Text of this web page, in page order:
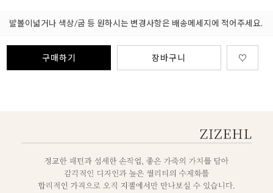
발볼이넓거나 색상/굽 등 원하시는 변경사항은 배송메세지에 적어주세요.
구매하기 장바구니 ♡